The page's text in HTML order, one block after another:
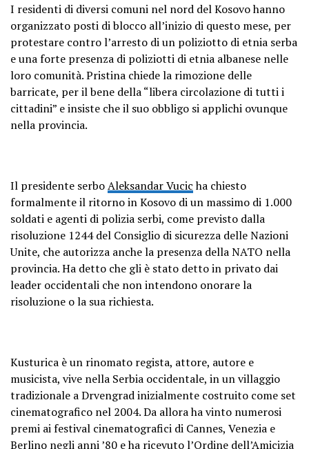
I residenti di diversi comuni nel nord del Kosovo hanno
organizzato posti di blocco all’inizio di questo mese, per
protestare contro l’arresto di un poliziotto di etnia serba
e una forte presenza di poliziotti di etnia albanese nelle
loro comunità. Pristina chiede la rimozione delle
barricate, per il bene della “libera circolazione di tutti i
cittadini” e insiste che il suo obbligo si applichi ovunque
nella provincia.
Il presidente serboAleksandar Vucicha chiesto
formalmente il ritorno in Kosovo di un massimo di 1.000
soldati e agenti di polizia serbi, come previsto dalla
risoluzione 1244 del Consiglio di sicurezza delle Nazioni
Unite, che autorizza anche la presenza della NATO nella
provincia. Ha detto che gli è stato detto in privato dai
leader occidentali che non intendono onorare la
risoluzione o la sua richiesta.
Kusturica è un rinomato regista, attore, autore e
musicista, vive nella Serbia occidentale, in un villaggio
tradizionale a Drvengrad inizialmente costruito come set
cinematografico nel 2004. Da allora ha vinto numerosi
premi ai festival cinematografici di Cannes, Venezia e
Berlino negli anni ’80 e ha ricevuto l’Ordine dell’Amicizia